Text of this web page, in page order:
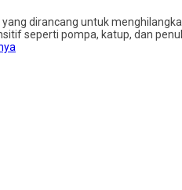
dirancang untuk
seperti pompa, katup, dan